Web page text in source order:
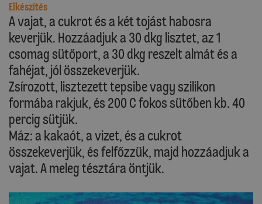
Elkészítés
A vajat, a cukrot és a két tojást habosra
keverjük. Hozzáadjuk a 30 dkg lisztet, az 1
csomag sütőport, a 30 dkg reszelt almát és a
fahéjat, jól összekeverjük.
Zsírozott, lisztezett tepsibe vagy szilikon
formába rakjuk, és 200 C fokos sütőben kb. 40
percig sütjük.
Máz: a kakaót, a vizet, és a cukrot
összekeverjük, és felfőzzük, majd hozzáadjuk a
vajat. A meleg tésztára öntjük.